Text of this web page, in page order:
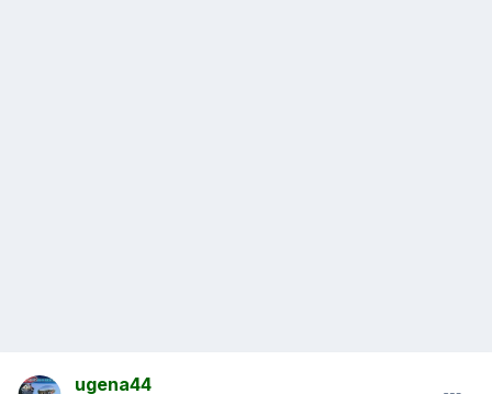
ugena44